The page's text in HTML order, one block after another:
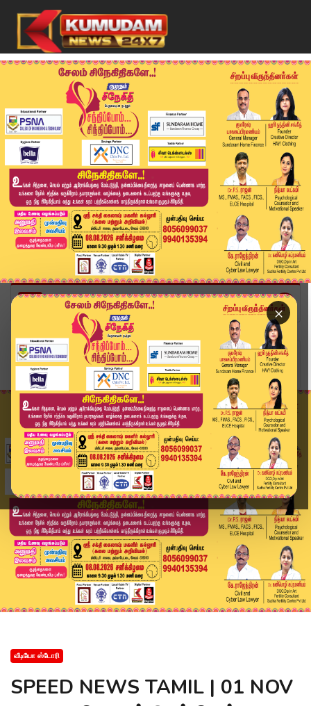
×
Home
வீடியோ ஸ்டோரி
SPEED NEWS TAMIL | 01 NOV 2025 | விரைவுச் செய்...
வீடியோ ஸ்டோரி
SPEED NEWS TAMIL | 01 NOV